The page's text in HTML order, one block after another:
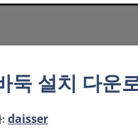
둑 설치 다운
daisser